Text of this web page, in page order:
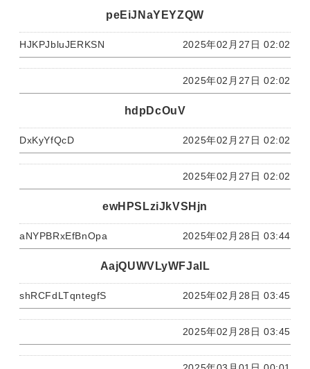
peEiJNaYEYZQW
HJKPJbluJERKSN 2025年02月27日 02:02
2025年02月27日 02:02
hdpDcOuV
DxKyYfQcD 2025年02月27日 02:02
2025年02月27日 02:02
ewHPSLziJkVSHjn
aNYPBRxEfBnOpa 2025年02月28日 03:44
AajQUWVLyWFJaIL
shRCFdLTqntegfS 2025年02月28日 03:45
2025年02月28日 03:45